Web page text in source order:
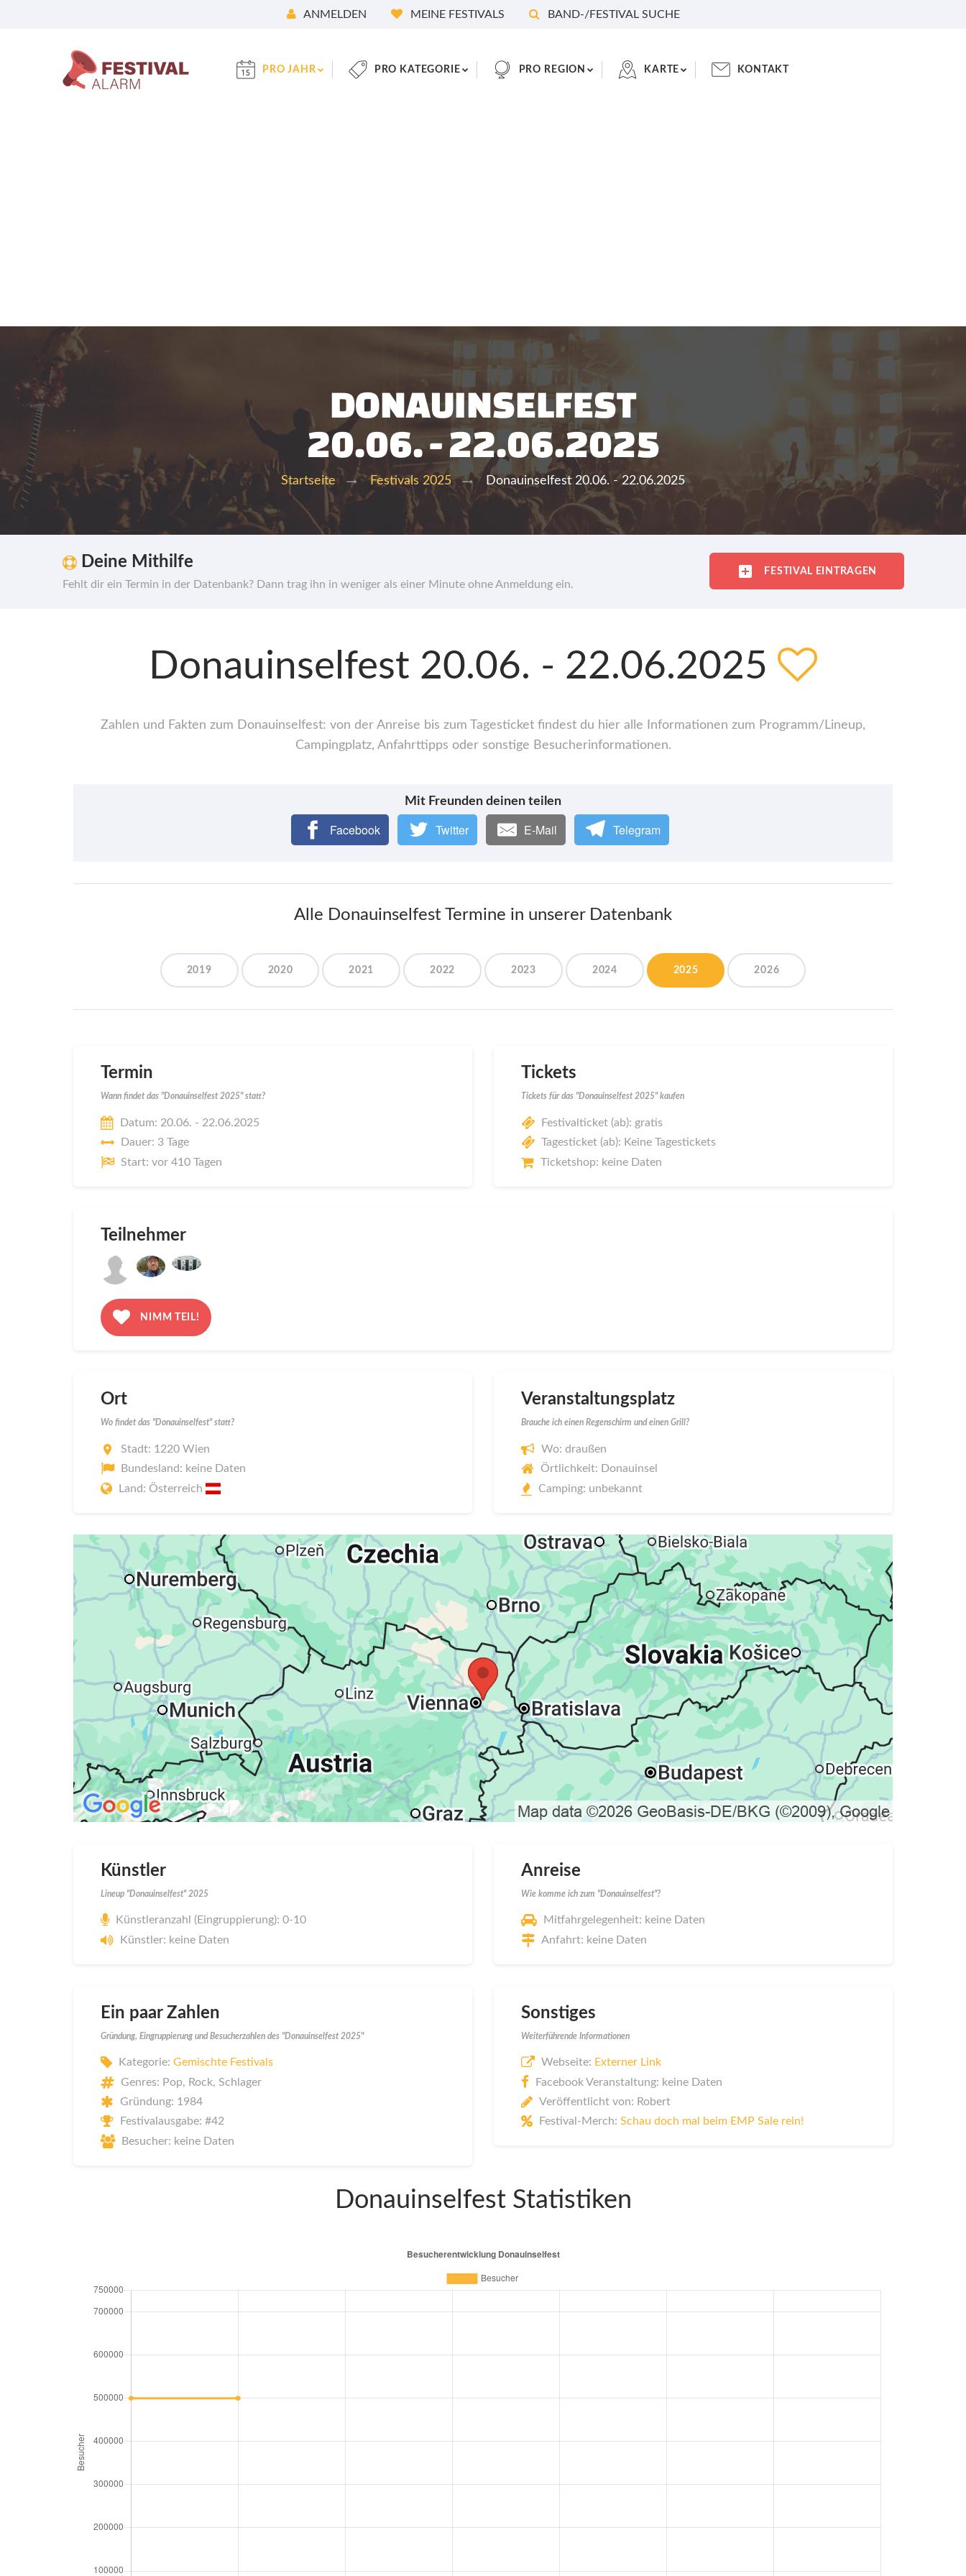
ANMELDEN MEINE FESTIVALS BAND-/FESTIVAL SUCHE
PRO JAHR PRO KATEGORIE PRO REGION KARTE KONTAKT
DONAUINSELFEST
20.06. - 22.06.2025
Startseite Festivals 2025 Donauinselfest 20.06. - 22.06.2025
Deine Mithilfe
Fehlt dir ein Termin in der Datenbank? Dann trag ihn in weniger als einer Minute ohne Anmeldung ein.
FESTIVAL EINTRAGEN
Donauinselfest 20.06. - 22.06.2025
Zahlen und Fakten zum Donauinselfest: von der Anreise bis zum Tagesticket findest du hier alle Informationen zum Programm/Lineup,
Campingplatz, Anfahrttipps oder sonstige Besucherinformationen.
Mit Freunden deinen teilen
Facebook Twitter E-Mail Telegram
Alle Donauinselfest Termine in unserer Datenbank
2019 2020 2021 2022 2023 2024 2025 2026
Termin
Wann findet das "Donauinselfest 2025" statt?
Datum: 20.06. - 22.06.2025
Dauer: 3 Tage
Start: vor 410 Tagen
Tickets
Tickets für das "Donauinselfest 2025" kaufen
Festivalticket (ab): gratis
Tagesticket (ab): Keine Tagestickets
Ticketshop: keine Daten
Teilnehmer
NIMM TEIL!
Ort
Wo findet das "Donauinselfest" statt?
Stadt: 1220 Wien
Bundesland: keine Daten
Land: Österreich
Veranstaltungsplatz
Brauche ich einen Regenschirm und einen Grill?
Wo: draußen
Örtlichkeit: Donauinsel
Camping: unbekannt
Künstler
Lineup "Donauinselfest" 2025
Künstleranzahl (Eingruppierung): 0-10
Künstler: keine Daten
Anreise
Wie komme ich zum "Donauinselfest"?
Mitfahrgelegenheit: keine Daten
Anfahrt: keine Daten
Ein paar Zahlen
Gründung, Eingruppierung und Besucherzahlen des "Donauinselfest 2025"
Kategorie: Gemischte Festivals
Genres: Pop, Rock, Schlager
Gründung: 1984
Festivalausgabe: #42
Besucher: keine Daten
Sonstiges
Weiterführende Informationen
Webseite: Externer Link
Facebook Veranstaltung: keine Daten
Veröffentlicht von: Robert
Festival-Merch: Schau doch mal beim EMP Sale rein!
Donauinselfest Statistiken